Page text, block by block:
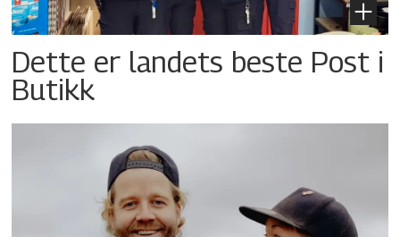
Dette er landets beste Post i
Butikk